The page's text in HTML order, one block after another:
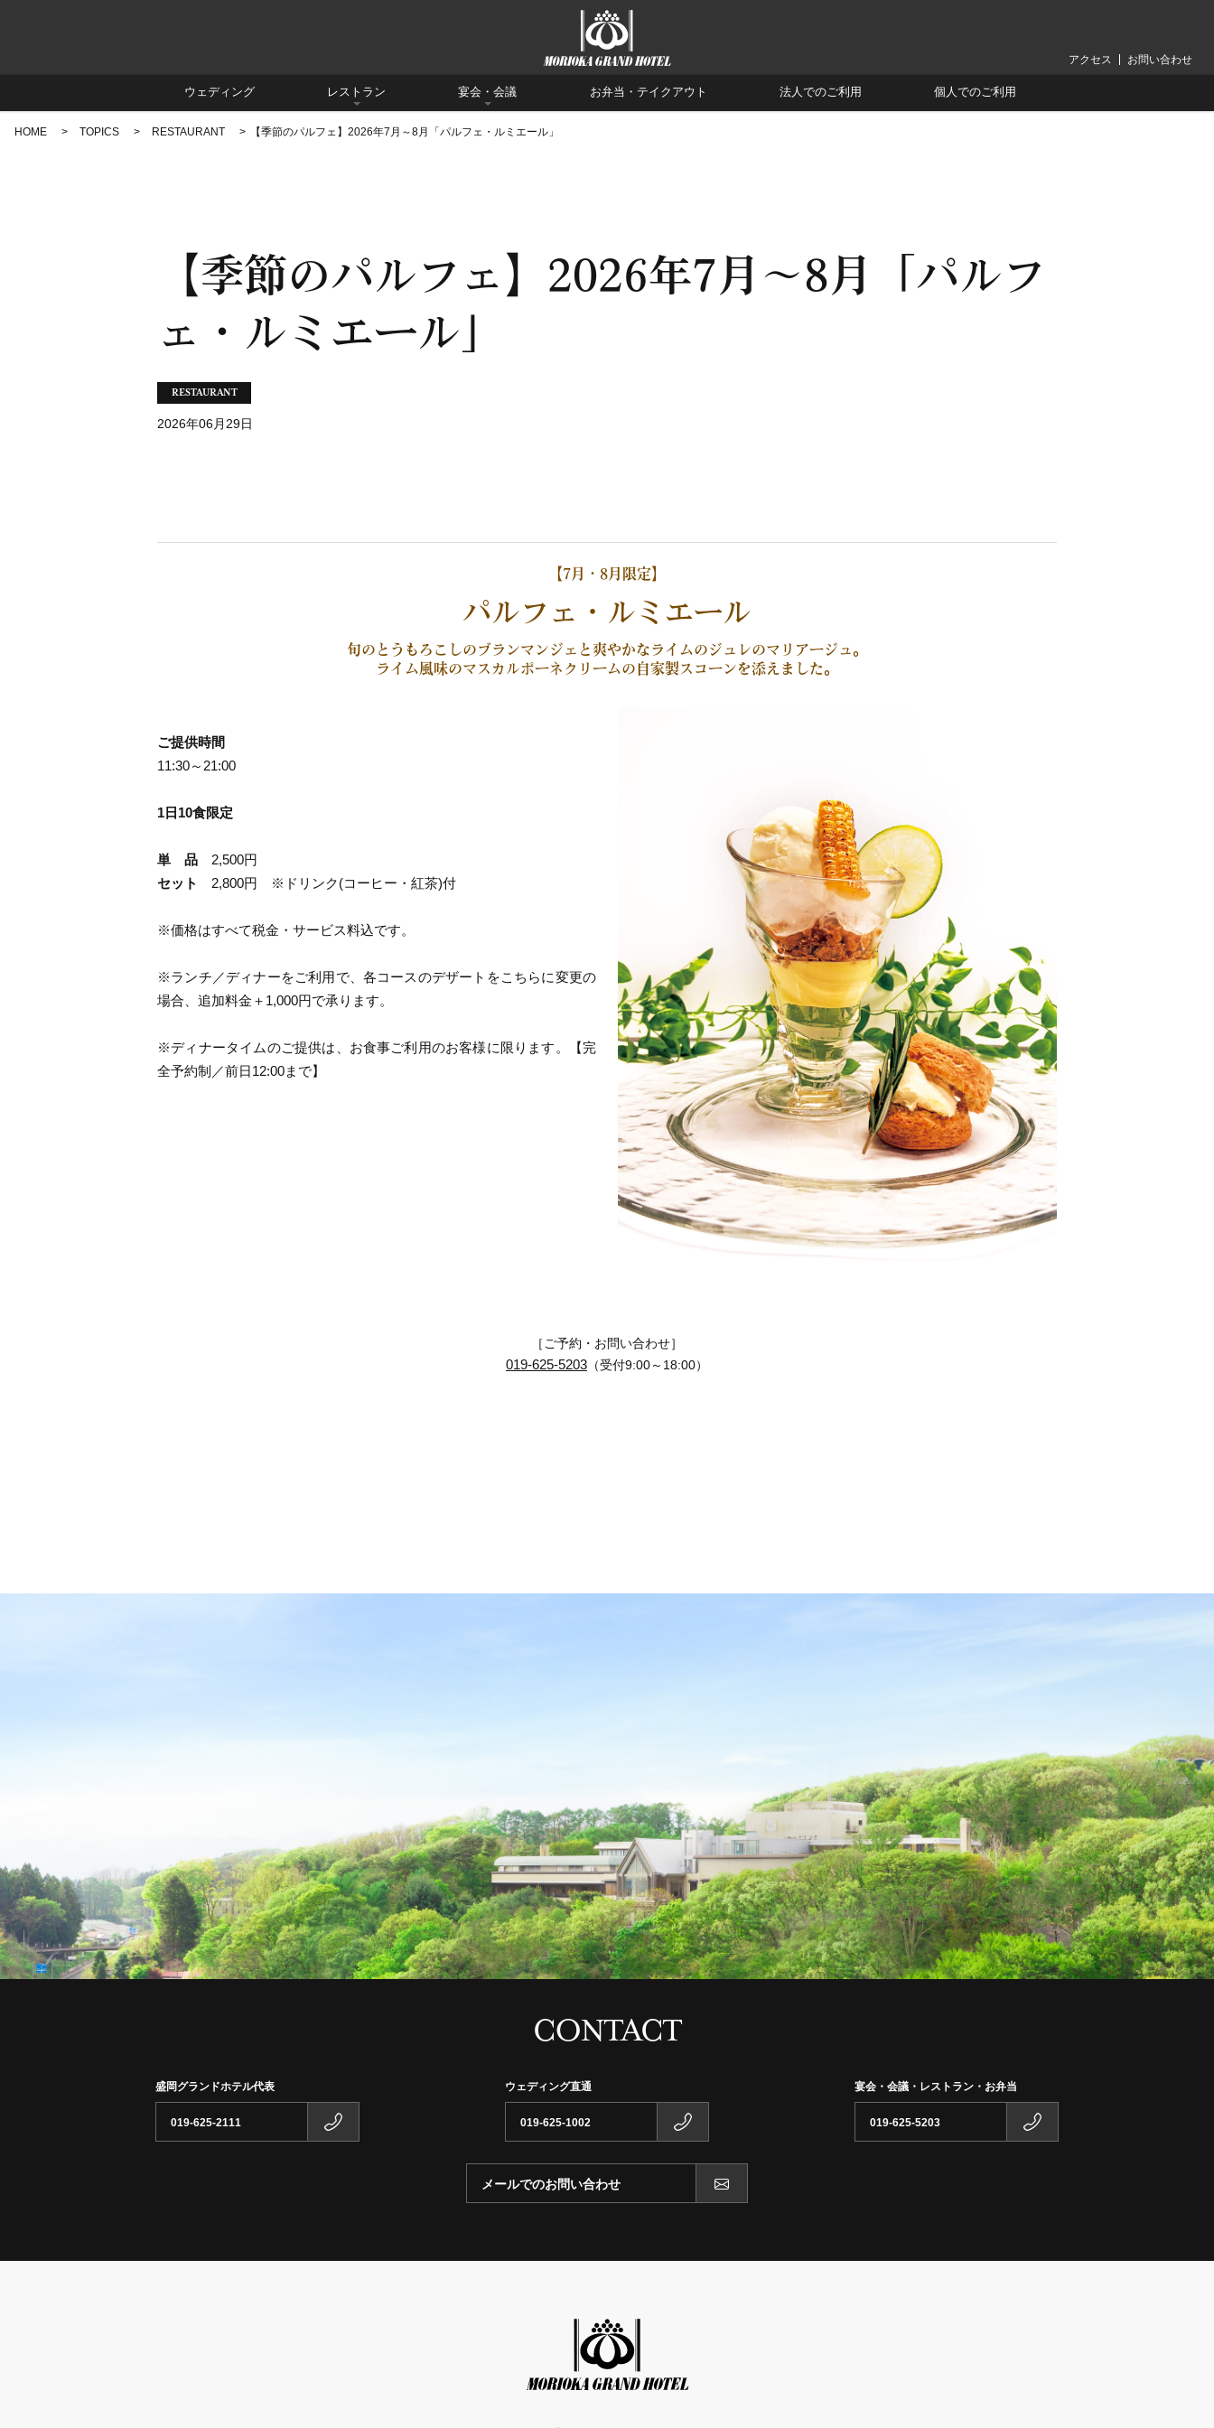
アクセス お問い合わせ
ウェディング レストラン 宴会・会議 お弁当・テイクアウト 法人でのご利用 個人でのご利用
HOME TOPICS RESTAURANT 【季節のパルフェ】2026年7月～8月「パルフェ・ルミエール」
【季節のパルフェ】2026年7月～8月「パルフ
ェ・ルミエール」
RESTAURANT
2026年06月29日
【7月・8月限定】
パルフェ・ルミエール
旬のとうもろこしのブランマンジェと爽やかなライムのジュレのマリアージュ。
ライム風味のマスカルポーネクリームの自家製スコーンを添えました。
ご提供時間
11:30～21:00
1日10食限定
単 品 2,500円
セット
2,800円 ※ドリンク(コーヒー・紅茶)付
※価格はすべて税金・サービス料込です。
※ランチ／ディナーをご利用で、各コースのデザートをこちらに変更の
場合、追加料金＋1,000円で承ります。
※ディナータイムのご提供は、お食事ご利用のお客様に限ります。【完
全予約制／前日12:00まで】
［ご予約・お問い合わせ］
019-625-5203 （受付9:00～18:00）
CONTACT
盛岡グランドホテル代表
019-625-2111
ウェディング直通
019-625-1002
宴会・会議・レストラン・お弁当
019-625-5203
メールでのお問い合わせ